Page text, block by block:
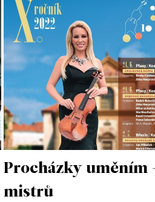
Procházky
mistrů